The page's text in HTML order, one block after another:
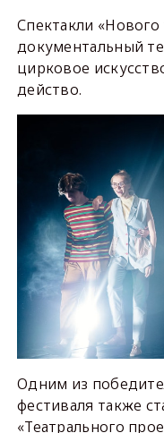
Спектакли
документальный
цирковое
действо.
Одним из
фестиваля также
«Театрального